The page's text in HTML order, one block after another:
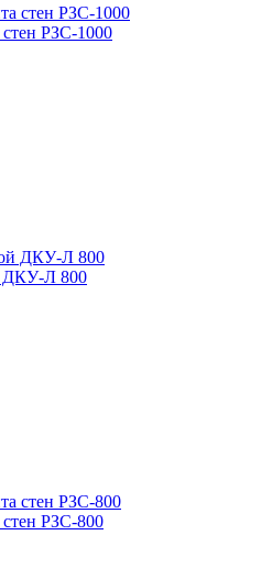
стен РЗС-1000
ДКУ-Л 800
стен РЗС-800